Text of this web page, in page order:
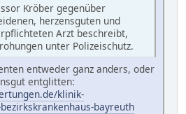
Kröber gegenüber
herzensguten und
Arzt beschreibt,
unter Polizeischutz.
entweder ganz anders, oder
entglitten:
klinik-
bayreuth